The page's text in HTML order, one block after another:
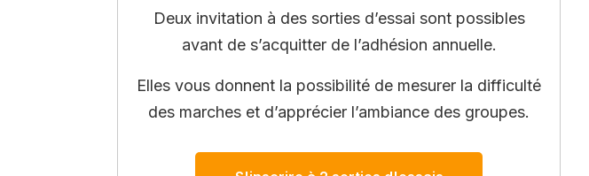
Deux invitation à des sorties d’essai sont possibles
avant de s’acquitter de l’adhésion annuelle.
Elles vous donnent la possibilité de mesurer la difficulté
des marches et d’apprécier l’ambiance des groupes.